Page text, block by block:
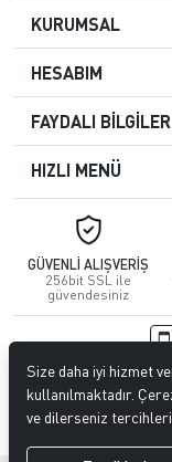
KURUMSAL
HESABIM
FAYDALI BİLGİLER
HIZLI MENÜ
GÜVENLİ ALIŞVERİŞ
256bit SSL ile
güvendesiniz
© 2026
Size daha iyi hizmet
kullanılmaktadır.
ve dilerseniz